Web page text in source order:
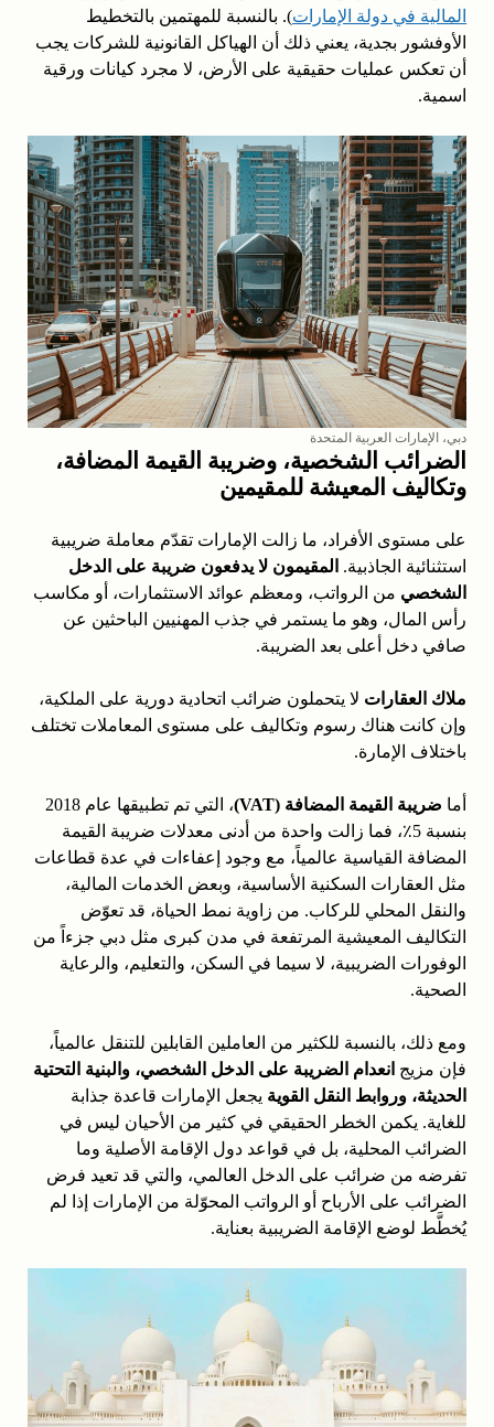
المالية في دولة الإمارات). بالنسبة للمهتمين بالتخطيط
الأوفشور بجدية، يعني ذلك أن الهياكل القانونية للشركات يجب
أن تعكس عمليات حقيقية على الأرض، لا مجرد كيانات ورقية
اسمية.
دبي، الإمارات العربية المتحدة
الضرائب الشخصية، وضريبة القيمة المضافة،
وتكاليف المعيشة للمقيمين
على مستوى الأفراد، ما زالت الإمارات تقدّم معاملة ضريبية
استثنائية الجاذبية. المقيمون لا يدفعون ضريبة على الدخل
الشخصي من الرواتب، ومعظم عوائد الاستثمارات، أو مكاسب
رأس المال، وهو ما يستمر في جذب المهنيين الباحثين عن
صافي دخل أعلى بعد الضريبة.
ملاك العقارات لا يتحملون ضرائب اتحادية دورية على الملكية،
وإن كانت هناك رسوم وتكاليف على مستوى المعاملات تختلف
باختلاف الإمارة.
أما ضريبة القيمة المضافة (VAT)
، التي تم تطبيقها عام 2018
بنسبة 5٪، فما زالت واحدة من أدنى معدلات ضريبة القيمة
المضافة القياسية عالمياً، مع وجود إعفاءات في عدة قطاعات
مثل العقارات السكنية الأساسية، وبعض الخدمات المالية،
والنقل المحلي للركاب. من زاوية نمط الحياة، قد تعوّض
التكاليف المعيشية المرتفعة في مدن كبرى مثل دبي جزءاً من
الوفورات الضريبية، لا سيما في السكن، والتعليم، والرعاية
الصحية.
ومع ذلك، بالنسبة للكثير من العاملين القابلين للتنقل عالمياً،
فإن مزيج انعدام الضريبة على الدخل الشخصي، والبنية التحتية
الحديثة، وروابط النقل القوية يجعل الإمارات قاعدة جذابة
للغاية. يكمن الخطر الحقيقي في كثير من الأحيان ليس في
الضرائب المحلية، بل في قواعد دول الإقامة الأصلية وما
تفرضه من ضرائب على الدخل العالمي، والتي قد تعيد فرض
الضرائب على الأرباح أو الرواتب المحوّلة من الإمارات إذا لم
يُخطَّط لوضع الإقامة الضريبية بعناية.